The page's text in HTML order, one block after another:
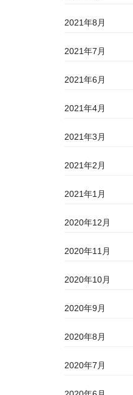
2021年8月
2021年7月
2021年6月
2021年4月
2021年3月
2021年2月
2021年1月
2020年12月
2020年11月
2020年10月
2020年9月
2020年8月
2020年7月